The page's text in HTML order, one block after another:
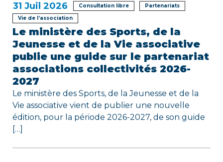
’
a
r
t
i
c
l
31 Juil 2026 Consultation libre
Partenariats
Vie de l’association
Le ministère des Sports, de la
Jeunesse et de la Vie associative
publie une guide sur le partenariat
associations collectivités 2026-
2027
Le ministère des Sports, de la Jeunesse et de la
Vie associative vient de publier une nouvelle
édition, pour la période 2026-2027, de son guide
[…]